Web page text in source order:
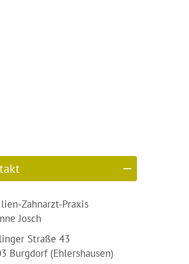
Zahnarzt-Praxis
Josch
Straße 43
Burgdorf (Ehlershausen)